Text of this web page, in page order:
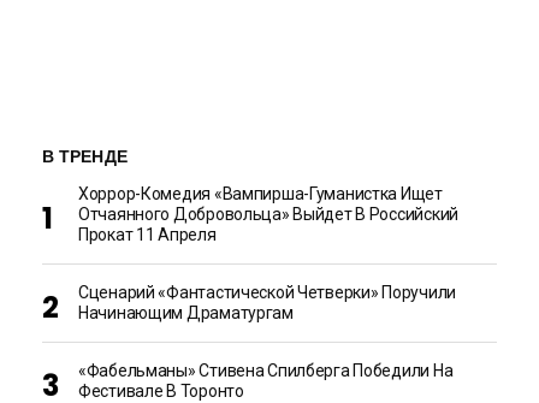
В ТРЕНДЕ
Хоррор-Комедия «Вампирша-Гуманистка Ищет
Отчаянного Добровольца» Выйдет В Российский
Прокат 11 Апреля
Сценарий «Фантастической Четверки» Поручили
Начинающим Драматургам
«Фабельманы» Стивена Спилберга Победили На
Фестивале В Торонто